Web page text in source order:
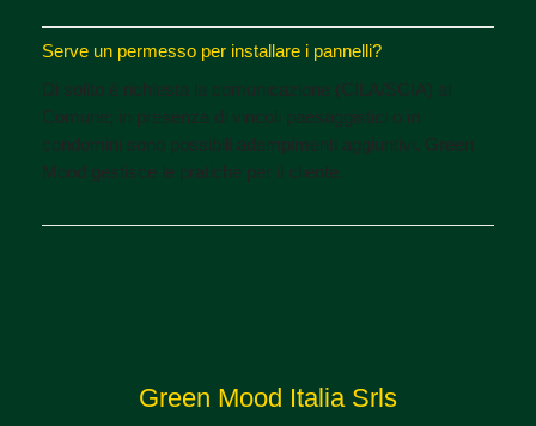
Serve un permesso per installare i pannelli?
Di solito è richiesta la comunicazione (CILA/SCIA) al
Comune; in presenza di vincoli paesaggistici o in
condomini sono possibili adempimenti aggiuntivi. Green
Mood gestisce le pratiche per il cliente.
Green Mood Italia Srls